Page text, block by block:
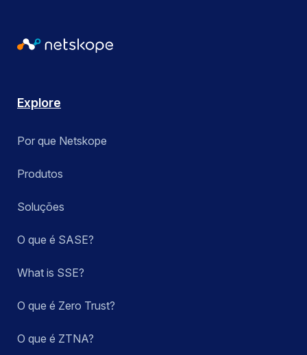
Explore
Por que Netskope
Produtos
Soluções
O que é SASE?
What is SSE?
O que é Zero Trust?
O que é ZTNA?